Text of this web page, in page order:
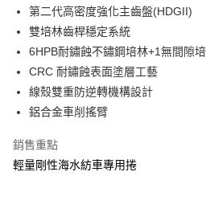
帳／街口支付／iPASS MONEY」等通路繳
【注意事項】
1.本服務係由「台灣大哥大股份有限公司」
用戶於交易時，得透過本服務購買商品或服
買賣價金債權讓與本公司後，依約使用本公
資料（包含姓名、電話或地址）提供予台灣
3.完整用戶服務條款，請詳閱以下連結：
結帳頁面，進行簡訊認證並確認金額後，即
３．收到繳費通知簡訊後14天內，點擊此簡
ATM／網路銀行／等多元方式進行付款，方
※ 請注意：結帳手續完成當下不需立刻繳
購買商品的店家。未經商家同意取消之訂
後付繳納相關費用。
※ 交易是否成功請以「AFTEE先享後付 」
客戶支援中心」
【注意事項】
每筆NT$60，滿NT$1,200(含以上)免運
付款後全家取貨
每筆NT$60，滿NT$1,200(含以上)免
7-11取貨付款
每筆NT$60，滿NT$1,200(含以上)免運
付款後7-11取貨
每筆NT$60，滿NT$1,200(含以上)免運
第二代高密度強化主齒盤(HDGII)
雙培林齒桿穩定系統
6HPB耐鏽蝕不鏽鋼培林+1無間隙
CRC 耐鏽蝕表面塗層工藝
線殼雙重防逆轉機構設計
鋁合金車削搖臂
銷售重點
輕量剛性海水紡車專用捲